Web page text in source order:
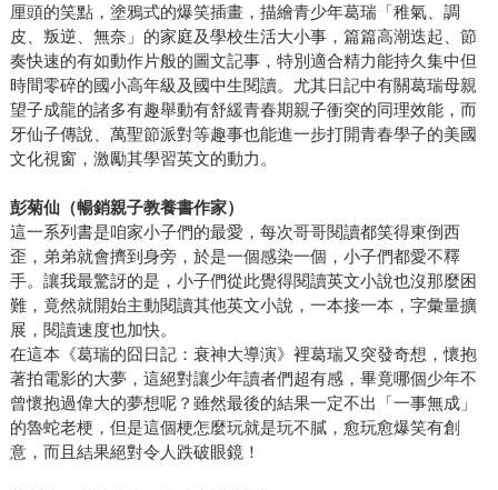
厘頭的笑點，塗鴉式的爆笑插畫，描繪青少年葛瑞「稚氣、調
皮、叛逆、無奈」的家庭及學校生活大小事，篇篇高潮迭起、節
奏快速的有如動作片般的圖文記事，特別適合精力能持久集中但
時間零碎的國小高年級及國中生閱讀。尤其日記中有關葛瑞母親
望子成龍的諸多有趣舉動有舒緩青春期親子衝突的同理效能，而
牙仙子傳說、萬聖節派對等趣事也能進一步打開青春學子的美國
文化視窗，激勵其學習英文的動力。
彭菊仙（暢銷親子教養書作家）
這一系列書是咱家小子們的最愛，每次哥哥閱讀都笑得東倒西
歪，弟弟就會擠到身旁，於是一個感染一個，小子們都愛不釋
手。讓我最驚訝的是，小子們從此覺得閱讀英文小說也沒那麼困
難，竟然就開始主動閱讀其他英文小說，一本接一本，字彙量擴
展，閱讀速度也加快。
在這本《葛瑞的囧日記：衰神大導演》裡葛瑞又突發奇想，懷抱
著拍電影的大夢，這絕對讓少年讀者們超有感，畢竟哪個少年不
曾懷抱過偉大的夢想呢？雖然最後的結果一定不出「一事無成」
的魯蛇老梗，但是這個梗怎麼玩就是玩不膩，愈玩愈爆笑有創
意，而且結果絕對令人跌破眼鏡！